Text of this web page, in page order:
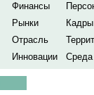
Финансы
Рынки Кадры
Отрасль
Инновации Среда